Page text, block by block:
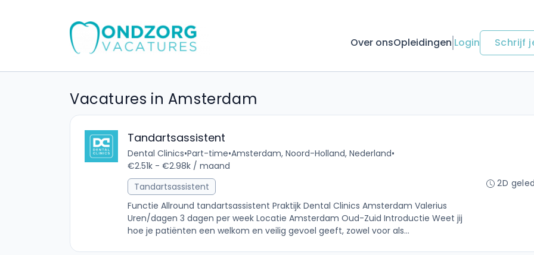
Over onsOpleidingen Login Schrijf
Vacatures in Amsterdam
Tandartsassistent
Dental Clinics•Part-time•Amsterdam, Noord-Holland, Nederland•
€2.51k - €2.98k / maand
Tandartsassistent
Functie Allround tandartsassistent Praktijk Dental Clinics Amsterdam Valerius
Uren/dagen 3 dagen per week Locatie Amsterdam Oud-Zuid Introductie Weet jij
hoe je patiënten een welkom en veilig gevoel geeft, zowel voor als...
2D